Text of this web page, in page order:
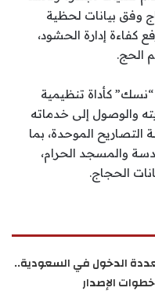
وفق بيانات لحظية
كفاءة إدارة الحشود،
الحج.
“نسك” كأداة تنظيمية
والوصول إلى خدماته
التصاريح الموحدة، بما
والمسجد الحرام،
الحجاج.
الدخول في السعودية..
الإصدار